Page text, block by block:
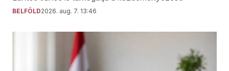
BELFÖLD2026. aug. 7. 13:46